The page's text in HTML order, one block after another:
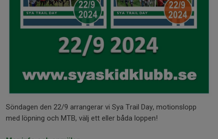
Söndagen den 22/9 arrangerar vi Sya Trail Day, motionslopp
med löpning och MTB, välj ett eller båda loppen!